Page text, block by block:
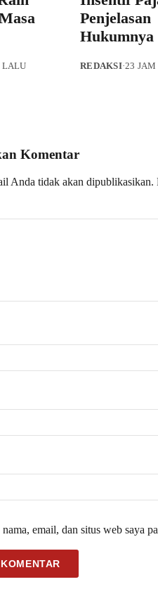
LALU
Penjelasan
Hukumnya
REDAKSI·23
Komentar
Anda tidak akan dipublikasikan.
nama, email, dan situs web saya